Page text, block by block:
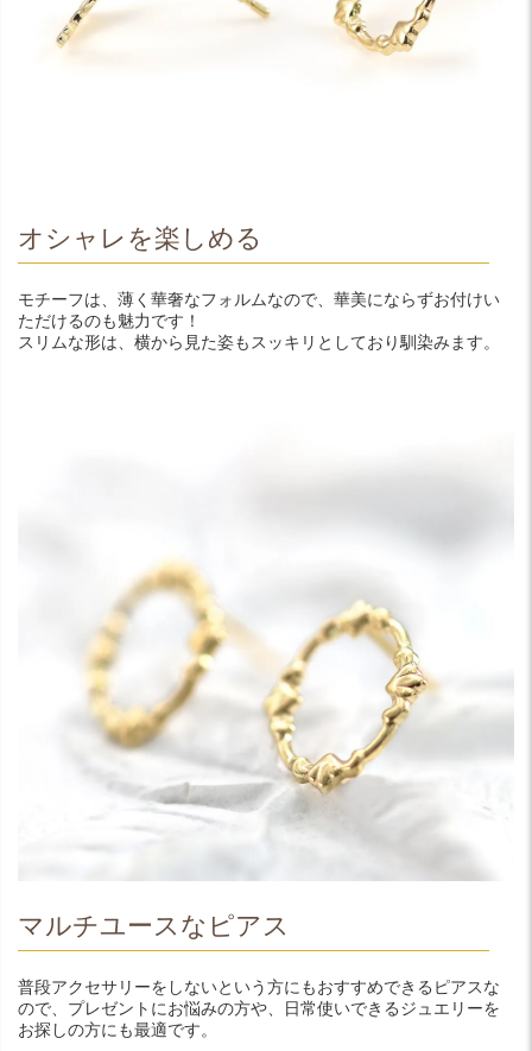
オシャレを楽しめる
モチーフは、薄く華奢なフォルムなので、華美にならずお付けい
ただけるのも魅力です！
スリムな形は、横から見た姿もスッキリとしており馴染みます。
マルチユースなピアス
普段アクセサリーをしないという方にもおすすめできるピアスな
ので、プレゼントにお悩みの方や、日常使いできるジュエリーを
お探しの方にも最適です。